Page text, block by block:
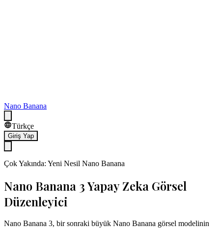
Nano Banana
Türkçe
Giriş Yap
Çok Yakında: Yeni Nesil Nano Banana
Nano Banana 3 Yapay Zeka Görsel
Düzenleyici
Nano Banana 3, bir sonraki büyük Nano Banana görsel modelinin